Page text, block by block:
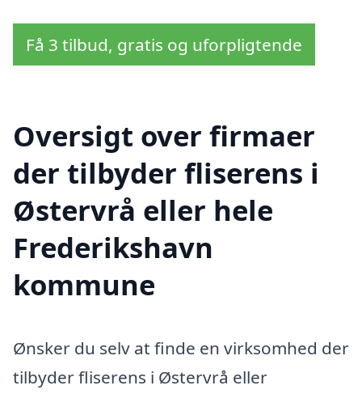
Få 3 tilbud, gratis og uforpligtende
Oversigt over firmaer
der tilbyder fliserens i
Østervrå eller hele
Frederikshavn
kommune
Ønsker du selv at finde en virksomhed der
tilbyder fliserens i Østervrå eller